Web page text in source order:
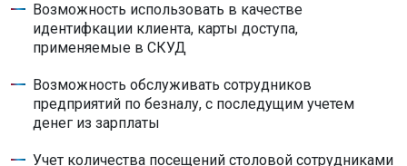
Возможность использовать в качестве
идентифкации клиента, карты доступа,
применяемые в СКУД
Возможность обслуживать сотрудников
предприятий по безналу, с последущим учетем
денег из зарплаты
Учет количества посещений столовой сотрудниками